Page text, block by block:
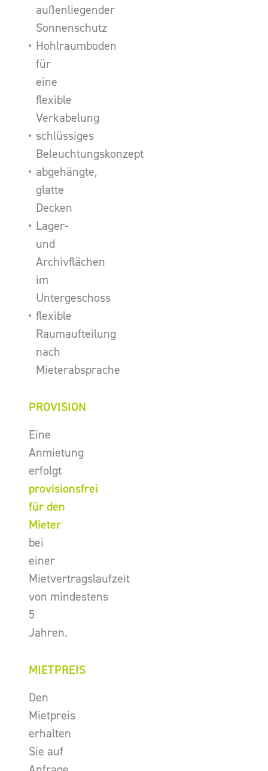
außenliegender
Sonnenschutz
Hohlraumboden
für
eine
flexible
Verkabelung
schlüssiges
Beleuchtungskonzept
abgehängte,
glatte
Decken
Lager-
und
Archivflächen
im
Untergeschoss
flexible
Raumaufteilung
nach
Mieterabsprache
PROVISION
Eine
Anmietung
erfolgt
provisionsfrei
für den
Mieter
bei
einer
Mietvertragslaufzeit
von mindestens
5
Jahren.
MIETPREIS
Den
Mietpreis
erhalten
Sie auf